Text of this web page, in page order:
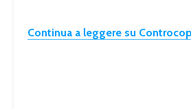
Continua a leggere su